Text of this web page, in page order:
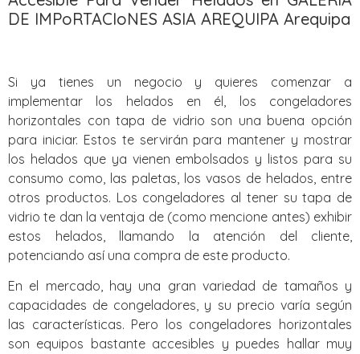
DE IMPoRTACIoNES ASIA AREQUIPA Arequipa
Si ya tienes un negocio y quieres comenzar a
implementar los helados en él, los congeladores
horizontales con tapa de vidrio son una buena opción
para iniciar. Estos te servirán para mantener y mostrar
los helados que ya vienen embolsados y listos para su
consumo como, las paletas, los vasos de helados, entre
otros productos. Los congeladores al tener su tapa de
vidrio te dan la ventaja de (como mencione antes) exhibir
estos helados, llamando la atención del cliente,
potenciando así una compra de este producto.
En el mercado, hay una gran variedad de tamaños y
capacidades de congeladores, y su precio varía según
las características. Pero los congeladores horizontales
son equipos bastante accesibles y puedes hallar muy